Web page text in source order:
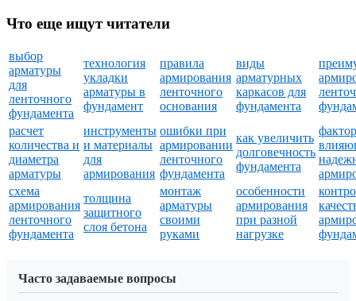
Что еще ищут читатели
выбор
арматуры
для
ленточного
фундамента
технология
укладки
арматуры в
фундамент
правила
армирования
ленточного
основания
виды
арматурных
каркасов для
фундамента
расчет
количества и
диаметра
арматуры
инструменты
и материалы
для
армирования
ошибки при
армировании
ленточного
фундамента
как увеличить
долговечность
фундамента
схема
армирования
ленточного
фундамента
толщина
защитного
слоя бетона
монтаж
арматуры
своими
руками
особенности
армирования
при разной
нагрузке
Часто задаваемые вопросы